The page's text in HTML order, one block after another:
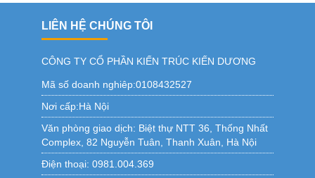
LIÊN HỆ CHÚNG TÔI
CÔNG TY CỔ PHẦN KIẾN TRÚC KIẾN DƯƠNG
Mã số doanh nghiêp:0108432527
Nơi cấp:Hà Nội
Văn phòng giao dịch: Biệt thự NTT 36, Thống Nhất
Complex, 82 Nguyễn Tuân, Thanh Xuân, Hà Nội
Điện thoại: 0981.004.369